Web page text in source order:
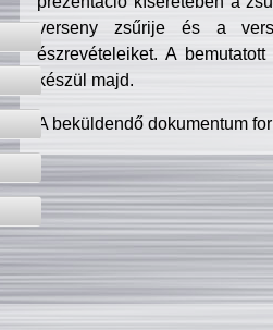
verseny zsűrije és a
észrevételeiket. A
készül majd.
A beküldendő dokumentum